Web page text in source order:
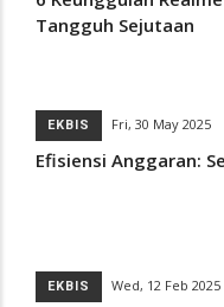
Tangguh Sejutaan
EKBIS Fri, 30 May 2025
Efisiensi Anggaran:
EKBIS Wed, 12 Feb 2025